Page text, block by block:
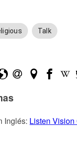
Talk
Inglés: Listen